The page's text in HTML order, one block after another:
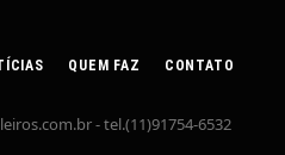
QUEM FAZ CONTATO
- tel.(11)91754-6532